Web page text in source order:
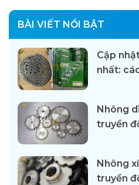
BÀI VIẾT NỔI BẬT
Cập
nhất:
Nhông
truyền
Nhông
truyền